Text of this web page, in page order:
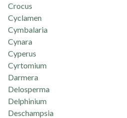
Crocus
Cyclamen
Cymbalaria
Cynara
Cyperus
Cyrtomium
Darmera
Delosperma
Delphinium
Deschampsia